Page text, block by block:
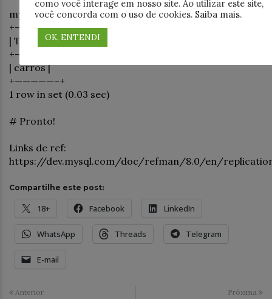
mysql> show tables in teste;
+—————–+
| Tables_in_teste |
+—————–+
| carros |
+—————–+
1 row in set (0.03 sec)
# Pronto!
Links de ref:
https://dev.mysql.com/doc/refman/8.0/en/
Compartilhe este post:
18+ Facebook LinkedIn
WhatsApp Threads Telegram
E-mail
Anterior Próxima
como você interage em nosso site. Ao utilizar este site,
você concorda com o uso de cookies. Saiba mais.
OK, ENTENDI